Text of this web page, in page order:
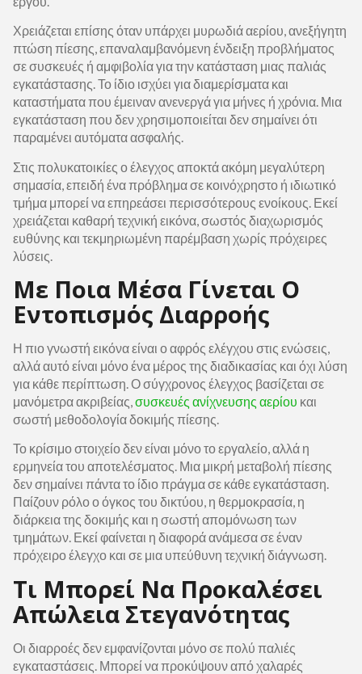
Χρειάζεται επίσης όταν υπάρχει μυρωδιά αερίου, ανεξήγητη
πτώση πίεσης, επαναλαμβανόμενη ένδειξη προβλήματος
σε συσκευές ή αμφιβολία για την κατάσταση μιας παλιάς
εγκατάστασης. Το ίδιο ισχύει για διαμερίσματα και
καταστήματα που έμειναν ανενεργά για μήνες ή χρόνια. Μια
εγκατάσταση που δεν χρησιμοποιείται δεν σημαίνει ότι
παραμένει αυτόματα ασφαλής.
Στις πολυκατοικίες ο έλεγχος αποκτά ακόμη μεγαλύτερη
σημασία, επειδή ένα πρόβλημα σε κοινόχρηστο ή ιδιωτικό
τμήμα μπορεί να επηρεάσει περισσότερους ενοίκους. Εκεί
χρειάζεται καθαρή τεχνική εικόνα, σωστός διαχωρισμός
ευθύνης και τεκμηριωμένη παρέμβαση χωρίς πρόχειρες
λύσεις.
Με Ποια Μέσα Γίνεται Ο
Εντοπισμός Διαρροής
Η πιο γνωστή εικόνα είναι ο αφρός ελέγχου στις ενώσεις,
αλλά αυτό είναι μόνο ένα μέρος της διαδικασίας και όχι λύση
για κάθε περίπτωση. Ο σύγχρονος έλεγχος βασίζεται σε
μανόμετρα ακριβείας,συσκευές ανίχνευσης αερίου και
σωστή μεθοδολογία δοκιμής πίεσης.
Το κρίσιμο στοιχείο δεν είναι μόνο το εργαλείο, αλλά η
ερμηνεία του αποτελέσματος. Μια μικρή μεταβολή πίεσης
δεν σημαίνει πάντα το ίδιο πράγμα σε κάθε εγκατάσταση.
Παίζουν ρόλο ο όγκος του δικτύου, η θερμοκρασία, η
διάρκεια της δοκιμής και η σωστή απομόνωση των
τμημάτων. Εκεί φαίνεται η διαφορά ανάμεσα σε έναν
πρόχειρο έλεγχο και σε μια υπεύθυνη τεχνική διάγνωση.
Τι Μπορεί Να Προκαλέσει
Απώλεια Στεγανότητας
Οι διαρροές δεν εμφανίζονται μόνο σε πολύ παλιές
εγκαταστάσεις. Μπορεί να προκύψουν από χαλαρές